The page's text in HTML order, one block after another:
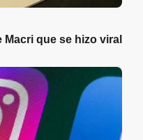
que se hizo viral